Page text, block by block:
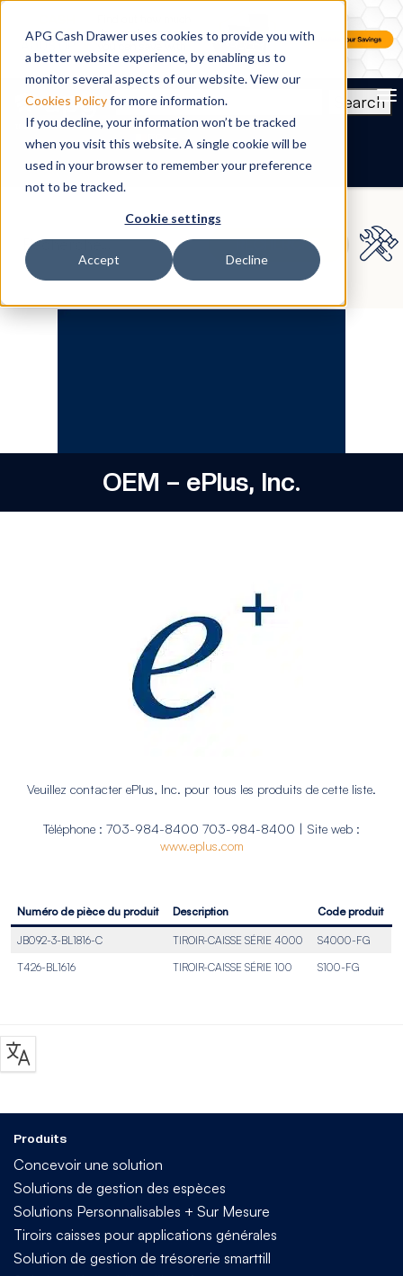
APG Cash Drawer uses cookies to provide you with
a better website experience, by enabling us to
monitor several aspects of our website. View our
Cookies Policyfor more information.
If you decline, your information won’t be tracked
when you visit this website. A single cookie will be
used in your browser to remember your preference
not to be tracked.
Cookie settings
Accept Decline
Search
FR
OEM – ePlus, Inc.
Veuillez contacter ePlus, Inc. pour tous les produits de cette liste.
Téléphone : 703-984-8400 703-984-8400 | Site web :
www.eplus.com
Numéro de pièce du produit Description Code produit
JB092-3-BL1816-C TIROIR-CAISSE SÉRIE 4000
S4000-FG
T426-BL1616
TIROIR-CAISSE SÉRIE 100 S100-FG
Produits
Concevoir une solution
Solutions de gestion des espèces
Solutions Personnalisables + Sur Mesure
Tiroirs caisses pour applications générales
Solution de gestion de trésorerie smarttill